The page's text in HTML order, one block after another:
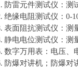
防雷元件测试仪：
绝缘电阻测试仪：0-
表面阻抗测试仪：测
静电电位测试仪：测
数字万用表：电压
防爆对讲机；防爆对